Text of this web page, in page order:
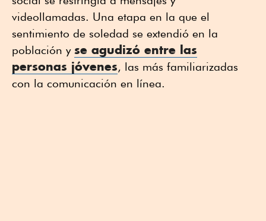
videollamadas. Una etapa en la que el
sentimiento de soledad se extendió en la
población y se agudizó entre las
personas jóvenes, las más familiarizadas
con la comunicación en línea.